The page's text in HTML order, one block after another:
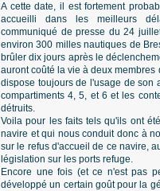
A cette date, il est fortement
accueilli dans les meilleurs
communiqué de presse du 24
environ 300 milles nautiques de
brûler dix jours après le
auront coûté la vie à deux membres
dispose toujours de l'usage de son
compartiments 4, 5, et 6 et les
détruits.
Voila pour les faits tels qu'ils ont
navire et qui nous conduit donc à
sur le refus d'accueil de ce navire,
législation sur les ports refuge.
Encore une fois (et ce n'est pas
développé un certain goût pour la